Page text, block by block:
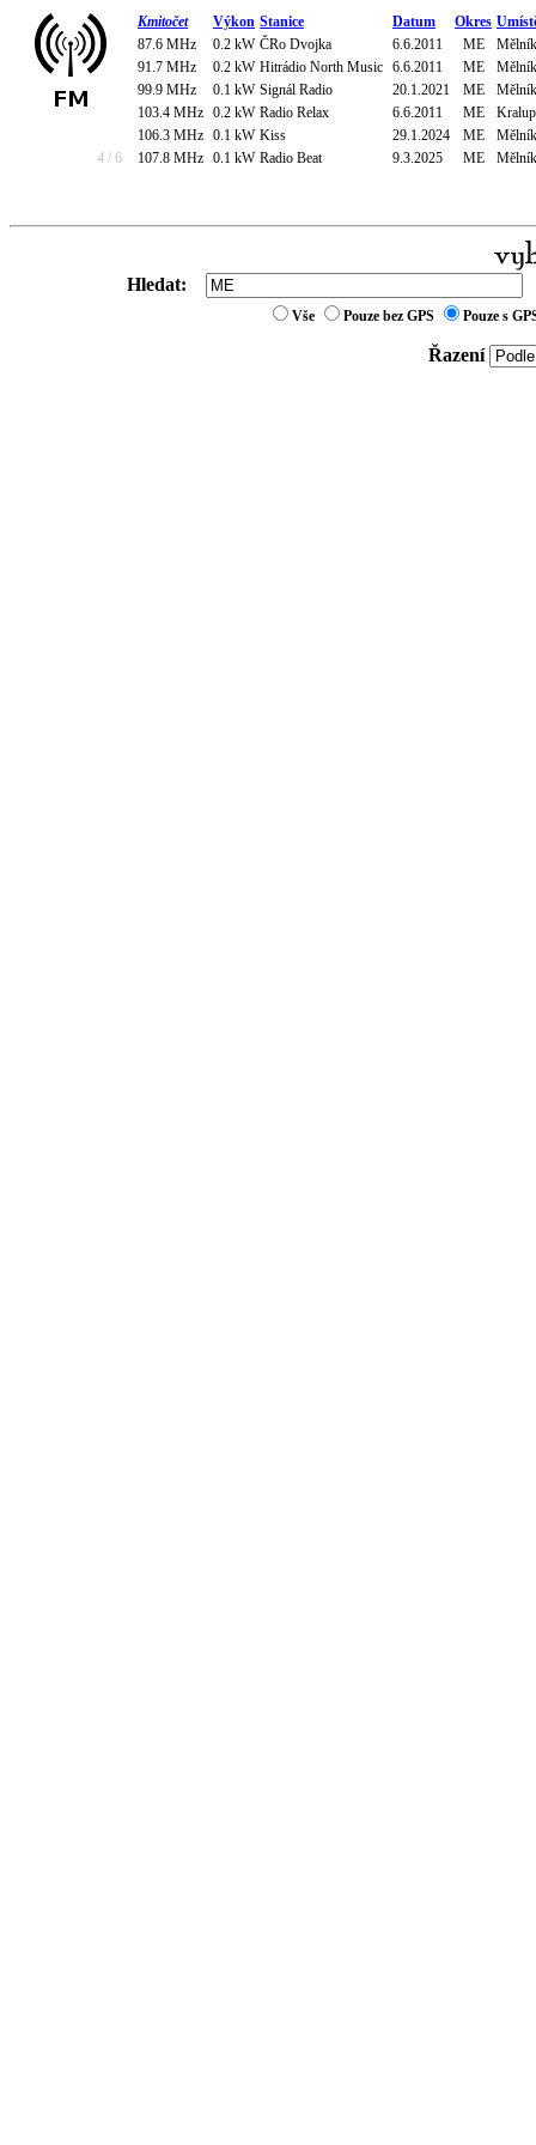
Kmitočet Výkon Stanice Datum Okres
87.6 MHz
0.2 kW ČRo Dvojka 6.6.2011 ME
91.7 MHz
0.2 kW Hitrádio North Music 6.6.2011 ME
99.9 MHz
0.1 kW Signál Radio 20.1.2021 ME
103.4 MHz 0.2 kW Radio Relax 6.6.2011 ME
106.3 MHz 0.1 kW Kiss 29.1.2024 ME
4 / 6
107.8 MHz 0.1 kW Radio Beat 9.3.2025 ME
Hledat:
Vše Pouze bez GPS Pouze s
Řazení